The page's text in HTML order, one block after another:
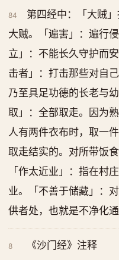
84
第四经中：「大贼
大贼。「遍害」：遍行
立」：不能长久守护而
击者」：打击那些对自
乃至具足功德的长老与
取」：全部取走。因为
人有两件衣布时，取一
取走结实的。对所带饭
「作太近业」：指在村
业。「不善于储藏」：
供者处，也就是不净化通
8 《沙门经》注释